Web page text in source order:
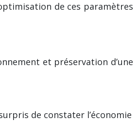
de ces paramètres
et préservation d’une
de constater l’économie